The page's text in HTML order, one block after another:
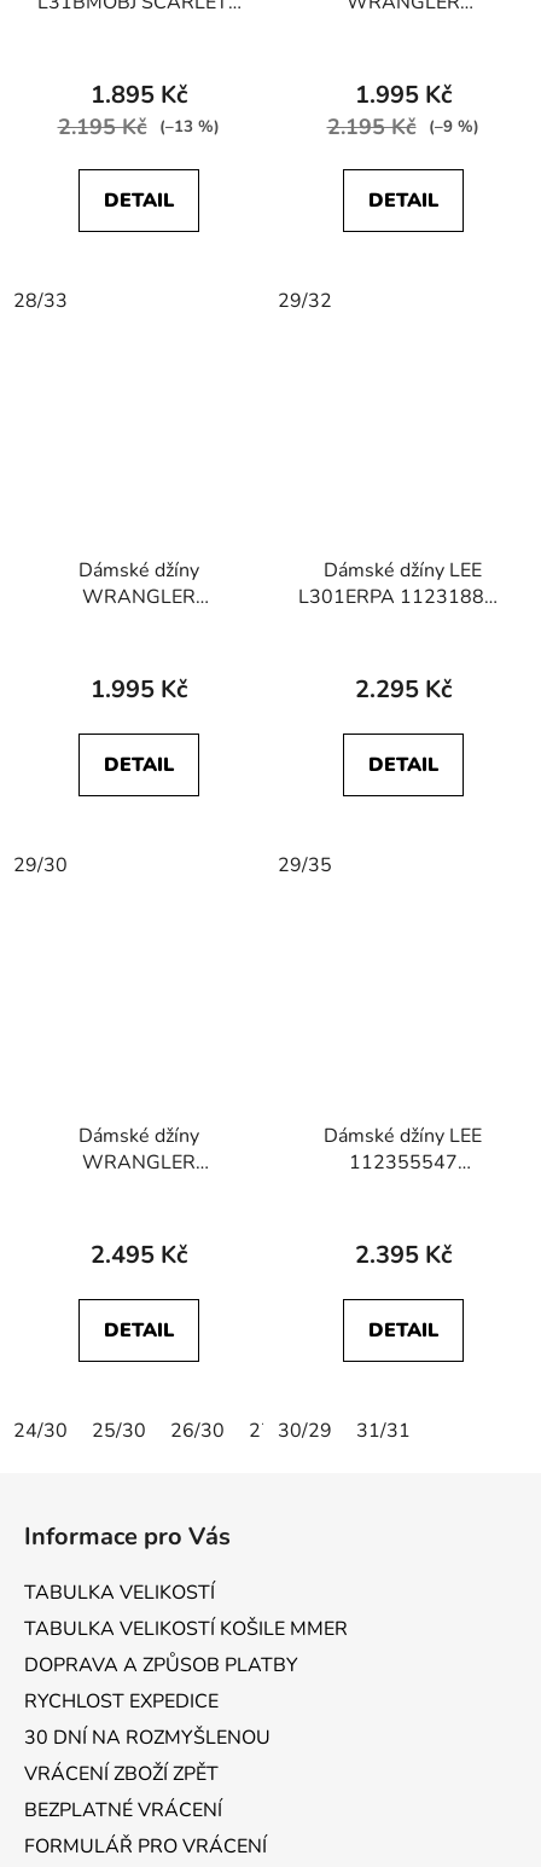
1.895 Kč
2.195 Kč (–13 %)
DETAIL
28/33
Future Black
1.995 Kč
2.195 Kč (–9 %)
DETAIL
29/32
Dámské džíny
WRANGLER
Blue Black
1.995 Kč
DETAIL
29/30
Dámské džíny LEE
L301ERPA 112318859
2.295 Kč
DETAIL
29/35
Dámské džíny
WRANGLER
2.495 Kč
DETAIL
24/30 25/30 26/30 27/30 28/30 29/30
Dámské džíny LEE
112355547
2.395 Kč
DETAIL
30/29 31/31
Informace pro Vás
TABULKA VELIKOSTÍ
TABULKA VELIKOSTÍ KOŠILE MMER
DOPRAVA A ZPŮSOB PLATBY
RYCHLOST EXPEDICE
30 DNÍ NA ROZMYŠLENOU
VRÁCENÍ ZBOŽÍ ZPĚT
BEZPLATNÉ VRÁCENÍ
FORMULÁŘ PRO VRÁCENÍ